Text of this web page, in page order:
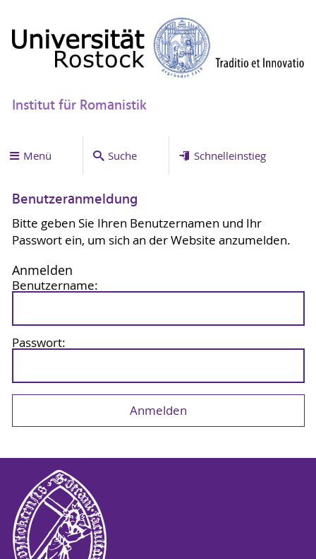
Institut für Romanistik
Menü Suche Schnelleinstieg
Benutzeranmeldung
Bitte geben Sie Ihren Benutzernamen und Ihr
Passwort ein, um sich an der Website anzumelden.
Anmelden
Benutzername:
Passwort: